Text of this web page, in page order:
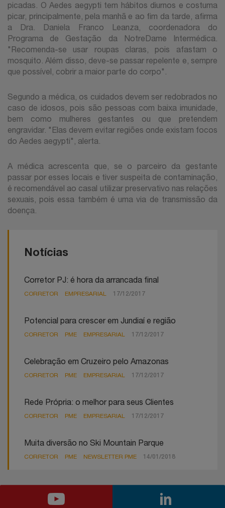
picadas. O Aedes aegypti tem hábitos diurnos e costuma
picar, principalmente, pela manhã e ao fim da tarde, afirma
a Dra. Daniela Franco Leanza, coordenadora do
Programa de Gestação da NotreDame Intermédica.
"Recomenda-se usar roupas claras, pois afastam o
mosquito. Além disso, deve-se passar repelente e, sempre
que possível, cobrir a maior parte do corpo".
Segundo a médica, os cuidados devem ser redobrados no
caso de idosos, pois são pessoas com baixa imunidade,
bem como mulheres gestantes ou que pretendem
engravidar. "Elas devem evitar regiões onde existam focos
do Aedes aegypti", alerta.
A médica acrescenta que, se o parceiro da gestante
passar por esses locais e tiver suspeita de contaminação,
é recomendável ao casal utilizar preservativo nas relações
sexuais, pois essa também é uma via de transmissão da
doença.
Notícias
Corretor PJ: é hora da arrancada final
CORRETOR EMPRESARIAL 17/12/2017
Potencial para crescer em Jundiaí e região
CORRETOR PME EMPRESARIAL 17/12/2017
Celebração em Cruzeiro pelo Amazonas
CORRETOR PME EMPRESARIAL 17/12/2017
Rede Própria: o melhor para seus Clientes
CORRETOR PME EMPRESARIAL 17/12/2017
Muita diversão no Ski Mountain Parque
CORRETOR PME NEWSLETTER PME 14/01/2018